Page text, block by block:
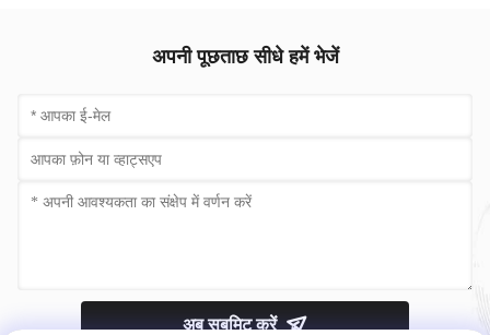
अपनी पूछताछ सीधे हमें भेजें
अब सबमिट करें